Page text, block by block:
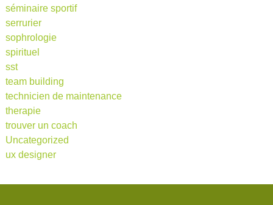
séminaire sportif
serrurier
sophrologie
spirituel
sst
team building
technicien de maintenance
therapie
trouver un coach
Uncategorized
ux designer